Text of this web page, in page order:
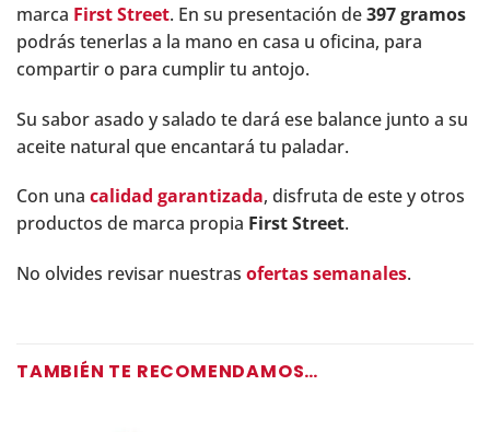
marca First Street. En su presentación de397 gramos
podrás tenerlas a la mano en casa u oficina, para
compartir o para cumplir tu antojo.
Su sabor asado y salado te dará ese balance junto a su
aceite natural que encantará tu paladar.
Con una calidad garantizada, disfruta de este y otros
productos de marca propia First Street.
No olvides revisar nuestras ofertas semanales.
TAMBIÉN TE RECOMENDAMOS…